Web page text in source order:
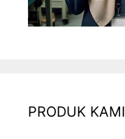
PRODUK KAMI